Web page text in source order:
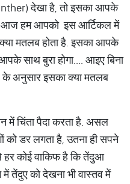
देखा है, तो इसका आपके
हम आपको इस आर्टिकल में
मतलब होता है. इसका आपके
साथ बुरा होगा.... आइए बिना
के अनुसार इसका क्या मतलब
में चिंता पैदा करता है. असल
को डर लगता है, उतना ही सपने
हर कोई वाकिफ है कि तेंदुआ
तेंदुए को देखना भी वास्तव में